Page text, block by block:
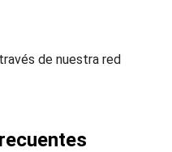
de nuestra red